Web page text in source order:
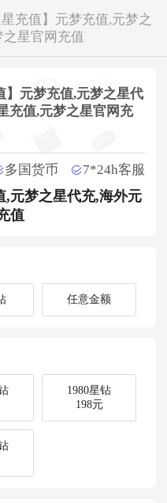
星充值】元梦充值,元梦之
星官网充值
】元梦充值,元梦之星代
充值,元梦之星官网充
多国货币 7*24h客服
,元梦之星代充,海外元
值
任意金额
1980星钻
198元